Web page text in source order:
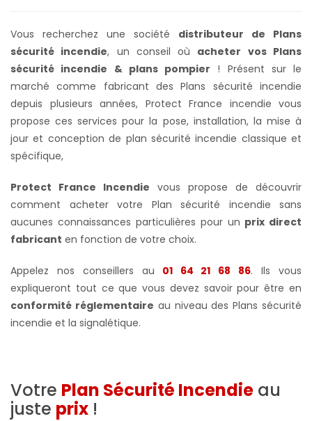
Vous recherchez une société distributeur de Plans
sécurité incendie, un conseil où acheter vos Plans
sécurité incendie & plans pompier ! Présent sur le
marché comme fabricant des Plans sécurité incendie
depuis plusieurs années, Protect France incendie vous
propose ces services pour la pose, installation, la mise à
jour et conception de plan sécurité incendie classique et
spécifique,
Protect France Incendie vous propose de découvrir
comment acheter votre Plan sécurité incendie sans
aucunes connaissances particulières pour un prix direct
fabricant en fonction de votre choix.
Appelez nos conseillers au 01 64 21 68 86. Ils vous
expliqueront tout ce que vous devez savoir pour être en
conformité réglementaire au niveau des Plans sécurité
incendie et la signalétique.
Votre Plan Sécurité Incendie au
juste prix !